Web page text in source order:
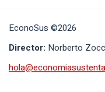
EconoSus ©2026
Director: Norberto